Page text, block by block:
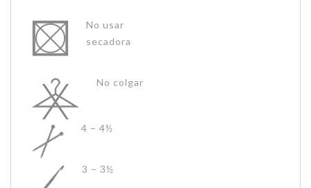
No usar
secadora
No colgar
4 – 4½
3 – 3½